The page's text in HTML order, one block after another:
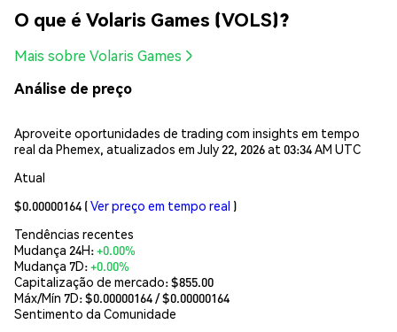
O que é Volaris Games (VOLS)?
Mais sobre Volaris Games
Análise de preço
Aproveite oportunidades de trading com insights em tempo
real da Phemex, atualizados em July 22, 2026 at 03:34 AM UTC
Atual
$0.00000164 (Ver preço em tempo real )
Tendências recentes
Mudança 24H:+0.00%
Mudança 7D:+0.00%
Capitalização de mercado:$855.00
Máx/Mín 7D: $0.00000164/ $0.00000164
Sentimento da Comunidade